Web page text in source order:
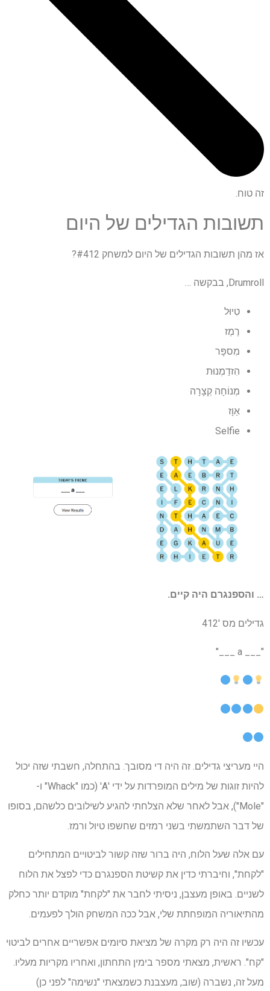
זה טוח.
תשובות הגדילים של היום
אז מהן תשובות הגדילים של היום למשחק #412?
Drumroll, בבקשה …
טִיוּל
רֶמֶז
מִספָּר
הִזדַמְנוּת
מְנוֹחָה קְצָרָה
אַוָז
Selfie
… והספנגרם היה קיים.
גדילים מס '412
"___ a ___"
היי מעריצי גדילים. זה היה די מסובך. בהתחלה, חשבתי שזה יכול
להיות זוגות של מילים המופרדות על ידי 'A' (כמו "Whack" ו-
"Mole"), אבל לאחר שלא הצלחתי להגיע לשילובים כלשהם, בסופו
של דבר השתמשתי בשני רמזים שחשפו טיול ורמז.
עם אלה שעל הלוח, היה ברור שזה קשור לביטויים המתחילים
"לקחת", וחיברתי כדין את קשיטת הספנגרם כדי לפצל את הלוח
לשניים. באופן מעצבן, ניסיתי לחבר את "לקחת" מוקדם יותר כחלק
מהתיאוריה המופחתת שלי, אבל ככה המשחק הולך לפעמים.
עכשיו זה היה רק ​​מקרה של מציאת סיומים אפשריים אחרים לביטוי
"קח". ראשית, מצאתי מספר בימין התחתון, ואחריו מקריות מעליו.
מעל זה, נשברה (שוב, מעצבנת כשמצאתי "נשימה" לפני כן)